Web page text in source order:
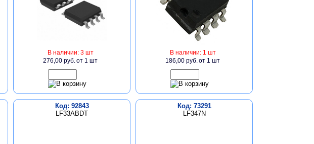
В наличии: 3 шт
276,00 руб.от 1 шт
В наличии: 1 шт
186,00 руб.от 1 шт
Код: 92843
LF33ABDT
Код: 73291
LF347N